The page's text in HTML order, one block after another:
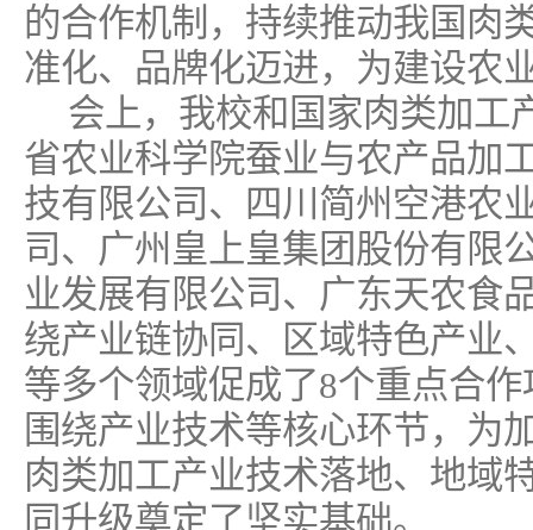
的合作机制，持续推动我国肉
准化、品牌化迈进，为建设农
会上，我校和国家肉类加工
省农业科学院蚕业与农产品加
技有限公司、四川简州空港农
司、广州皇上皇集团股份有限
业发展有限公司、广东天农食
绕产业链协同、区域特色产业
等多个领域促成了8个重点合
围绕产业技术等核心环节，为
肉类加工产业技术落地、地域
同升级奠定了坚实基础。